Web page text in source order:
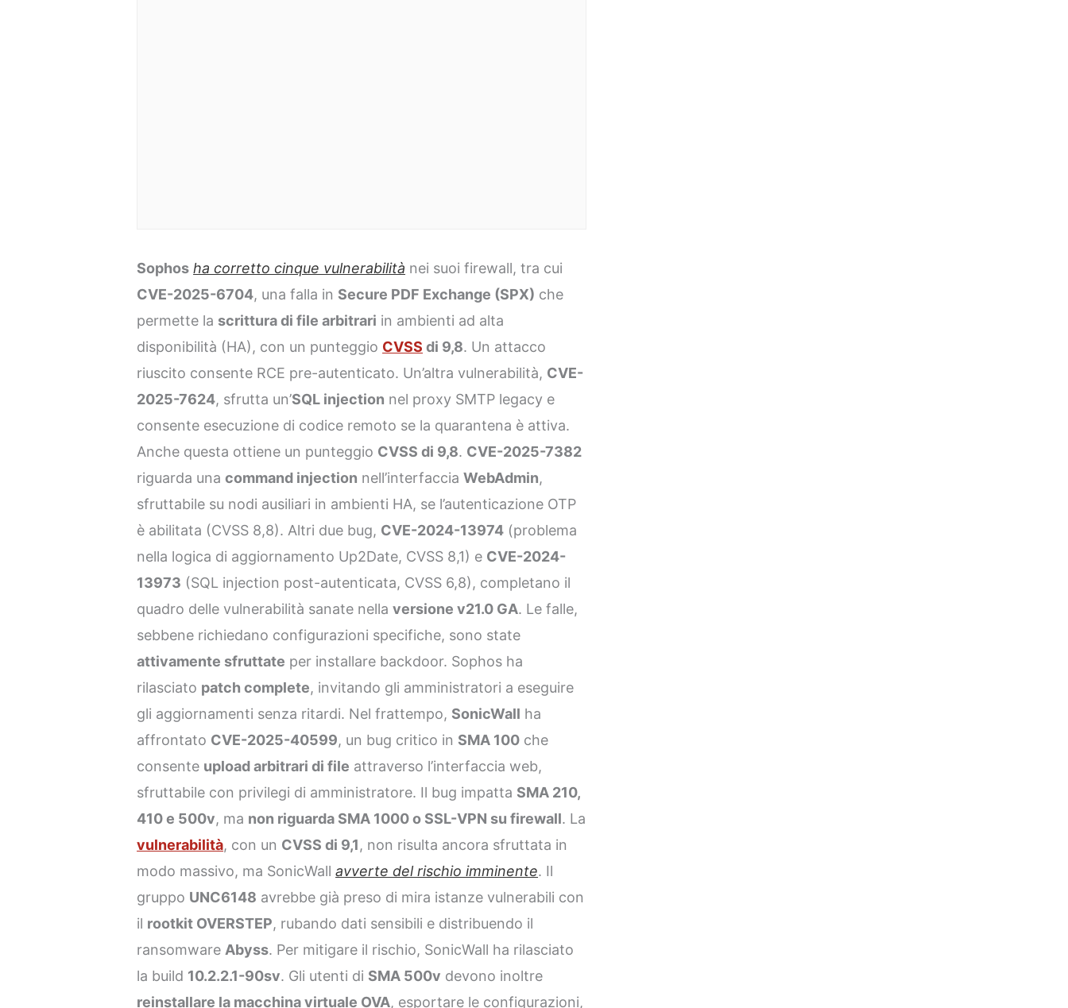
Sophos ha corretto cinque vulnerabilità nei suoi firewall, tra cui
CVE-2025-6704, una falla in Secure PDF Exchange (SPX) che
permette la scrittura di file arbitrari in ambienti ad alta
disponibilità (HA), con un punteggio CVSS di 9,8. Un attacco
riuscito consente RCE pre-autenticato. Un’altra vulnerabilità, CVE-
2025-7624, sfrutta un’SQL injection nel proxy SMTP legacy e
consente esecuzione di codice remoto se la quarantena è attiva.
Anche questa ottiene un punteggio CVSS di 9,8. CVE-2025-7382
riguarda unacommand injection nell’interfacciaWebAdmin,
sfruttabile su nodi ausiliari in ambienti HA, se l’autenticazione OTP
è abilitata (CVSS 8,8). Altri due bug, CVE-2024-13974 (problema
nella logica di aggiornamento Up2Date, CVSS 8,1) e CVE-2024-
13973 (SQL injection post-autenticata, CVSS 6,8), completano il
quadro delle vulnerabilità sanate nellaversione v21.0 GA. Le falle,
sebbene richiedano configurazioni specifiche, sono state
attivamente sfruttate per installare backdoor. Sophos ha
rilasciato patch complete, invitando gli amministratori a eseguire
gli aggiornamenti senza ritardi. Nel frattempo, SonicWall ha
affrontato CVE-2025-40599, un bug critico in SMA 100 che
consente upload arbitrari di file attraverso l’interfaccia web,
sfruttabile con privilegi di amministratore. Il bug impatta SMA 210,
410 e 500v, ma non riguarda SMA 1000 o SSL-VPN su firewall. La
vulnerabilità, con un CVSS di 9,1, non risulta ancora sfruttata in
modo massivo, ma SonicWallavverte del rischio imminente. Il
gruppo UNC6148 avrebbe già preso di mira istanze vulnerabili con
il rootkit OVERSTEP, rubando dati sensibili e distribuendo il
ransomware Abyss. Per mitigare il rischio, SonicWall ha rilasciato
la build 10.2.2.1-90sv. Gli utenti di SMA 500v devono inoltre
reinstallare la macchina virtuale OVA, esportare le configurazioni,